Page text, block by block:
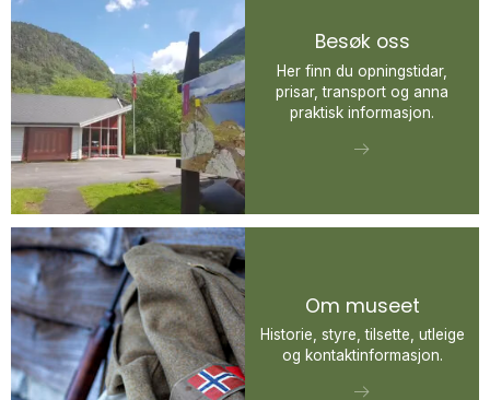
Besøk oss
Her finn du opningstidar,
prisar, transport og anna
praktisk informasjon.
Om museet
Historie, styre, tilsette, utleige
og kontaktinformasjon.